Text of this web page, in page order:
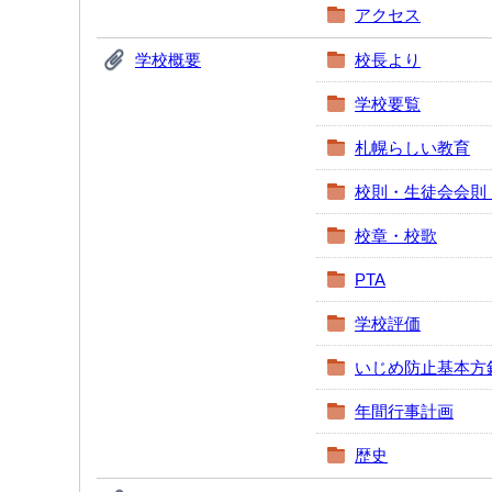
アクセス
学校概要 校長より
学校要覧
札幌らしい教育
校則・生徒会会則
校章・校歌
PTA
学校評価
いじめ防止基本方
年間行事計画
歴史